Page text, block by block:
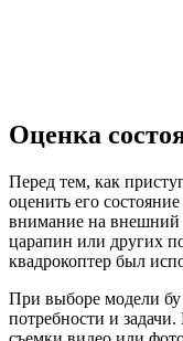
Оценка
Перед тем, как
оценить его
внимание на внешний
царапин или других
квадрокоптер был
При выборе модели бу
потребности и